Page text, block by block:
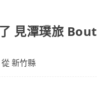
、KLOOK、叫車吧
見潭璞旅 Boutech
見潭璞旅
從新竹縣